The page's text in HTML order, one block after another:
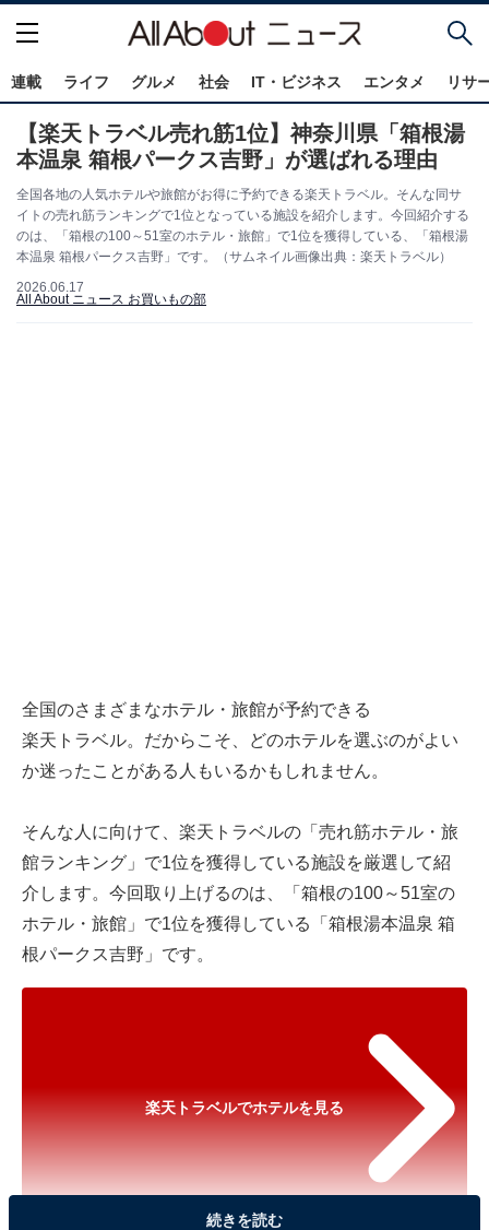
連載 ライフ グルメ 社会 IT・ビジネス エンタメ リサ
【楽天トラベル売れ筋1位】神奈川県「箱根湯
本温泉 箱根パークス吉野」が選ばれる理由
全国各地の人気ホテルや旅館がお得に予約できる楽天トラベル。そんな同サ
イトの売れ筋ランキングで1位となっている施設を紹介します。今回紹介する
のは、「箱根の100～51室のホテル・旅館」で1位を獲得している、「箱根湯
本温泉 箱根パークス吉野」です。（サムネイル画像出典：楽天トラベル）
2026.06.17
All About ニュース お買いもの部
全国のさまざまなホテル・旅館が予約できる
楽天トラベル。だからこそ、どのホテルを選ぶのがよい
か迷ったことがある人もいるかもしれません。
そんな人に向けて、 楽天トラベルの「売れ筋ホテル・旅
館ランキング」で1位を獲得している施設を厳選して紹
介します。今回取り上げるのは、「箱根の100～51室の
ホテル・旅館」で1位を獲得している「箱根湯本温泉 箱
根パークス吉野」です。
楽天トラベルでホテルを見る
続きを読む